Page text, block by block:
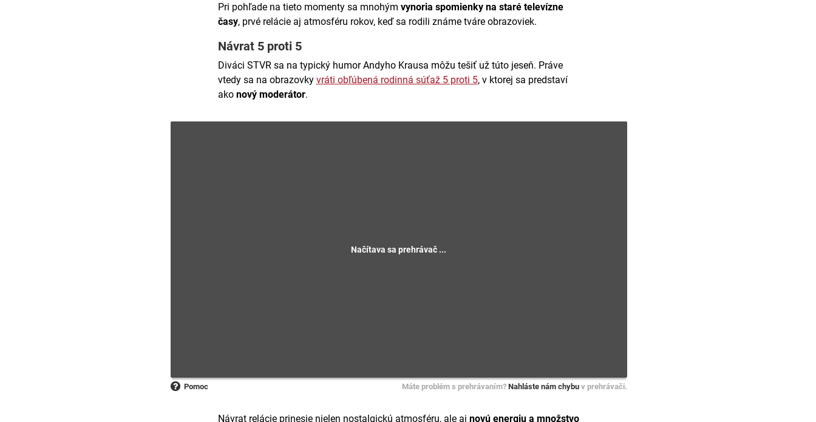
Pri pohľade na tieto momenty sa mnohým vynoria spomienky na staré televízne
časy, prvé relácie aj atmosféru rokov, keď sa rodili známe tváre obrazoviek.
Návrat 5 proti 5
Diváci STVR sa na typický humor Andyho Krausa môžu tešiť už túto jeseň. Práve
vtedy sa na obrazovky vráti obľúbená rodinná súťaž 5 proti 5, v ktorej sa predstaví
ako nový moderátor.
Pomoc Máte problém s prehrávaním? Nahláste nám chybuv prehrávači.
Návrat relácie prinesie nielen nostalgickú atmosféru, ale aj novú energiu a množstvo